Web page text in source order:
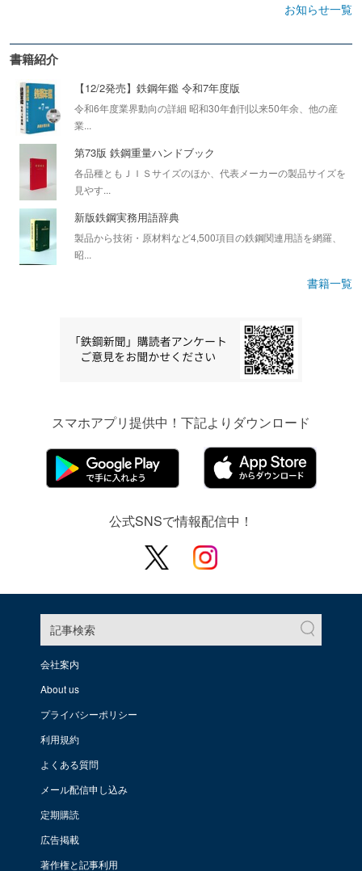
お知らせ一覧
書籍紹介
【12/2発売】鉄鋼年鑑 令和7年度版
令和6年度業界動向の詳細 昭和30年創刊以来50年余、他の産
業...
第73版 鉄鋼重量ハンドブック
各品種ともＪＩＳサイズのほか、代表メーカーの製品サイズを
見やす...
新版鉄鋼実務用語辞典
製品から技術・原材料など4,500項目の鉄鋼関連用語を網羅、
昭...
書籍一覧
スマホアプリ提供中！下記よりダウンロード
公式SNSで情報配信中！
記事検索
会社案内
About us
プライバシーポリシー
利用規約
よくある質問
メール配信申し込み
定期購読
広告掲載
著作権と記事利用